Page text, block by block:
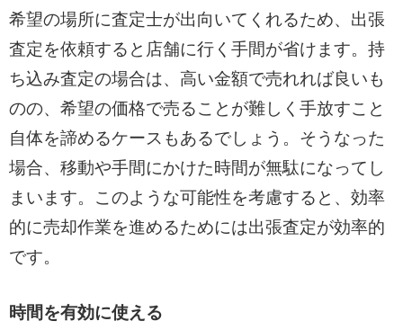
希望の場所に査定士が出向いてくれるため、出張
査定を依頼すると店舗に行く手間が省けます。持
ち込み査定の場合は、高い金額で売れれば良いも
のの、希望の価格で売ることが難しく手放すこと
自体を諦めるケースもあるでしょう。そうなった
場合、移動や手間にかけた時間が無駄になってし
まいます。このような可能性を考慮すると、効率
的に売却作業を進めるためには出張査定が効率的
です。
時間を有効に使える